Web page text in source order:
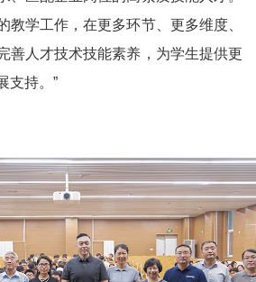
教学工作，在更多环节、更多维度、
善人才技术技能素养，为学生提供更
支持。”